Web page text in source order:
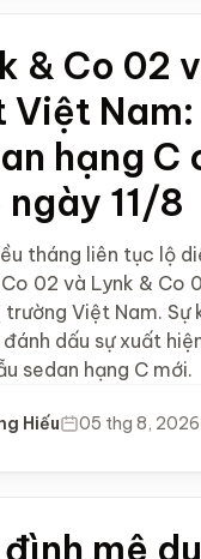
& Co 02
Việt Nam:
hạng C
11/8
tháng liên tục lộ
02 và Lynk & Co
Việt Nam. Sự
đánh dấu sự xuất
sedan hạng C mới.
Hiếu 05 thg 8, 2026
mê